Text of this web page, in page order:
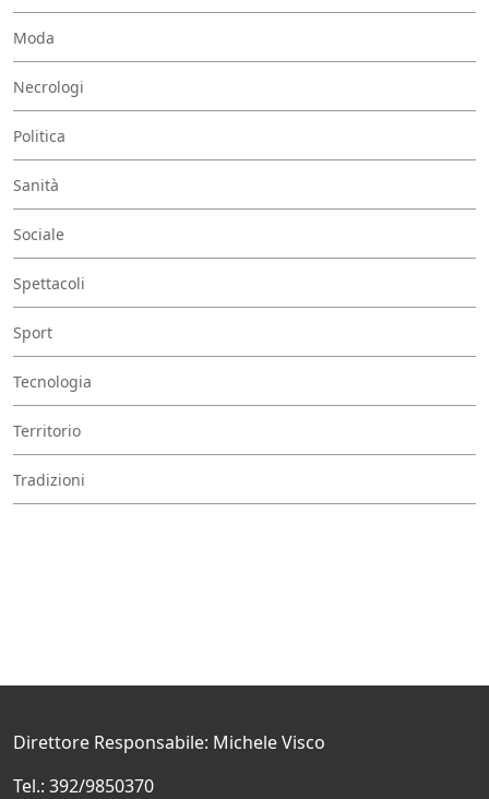
Moda
Necrologi
Politica
Sanità
Sociale
Spettacoli
Sport
Tecnologia
Territorio
Tradizioni
Direttore Responsabile: Michele Visco
Tel.: 392/9850370